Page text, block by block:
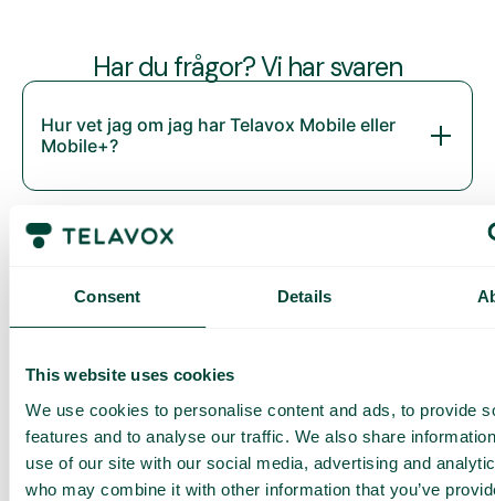
Consent Details
This website uses cookies
We use cookies to personalise content and ads, to provide
features and to analyse our traffic. We also share
use of our site with our social media, advertising and
who may combine it with other information that you’ve
Har du frågor? Vi har svaren
Hur vet jag om jag har Telavox Mobile eller
Mobile+?
Daily cost control
Med Daily Cost Control kan du som kund hålla bättre koll på
dina dagliga kostnader när du surfar utanför EU/EES.